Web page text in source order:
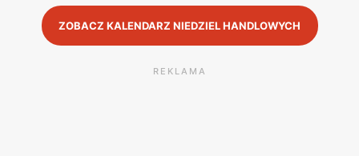
ZOBACZ KALENDARZ NIEDZIEL HANDLOWYCH
REKLAMA